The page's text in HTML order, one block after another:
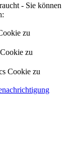
- Sie können
zu
zu
Cookie zu